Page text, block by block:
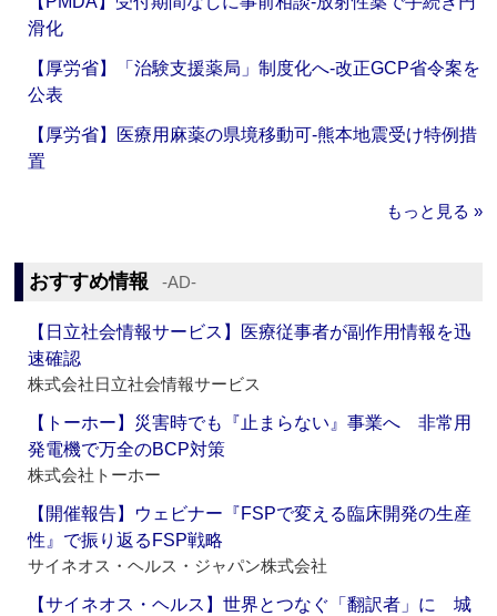
滑化
【厚労省】「治験支援薬局」制度化へ‐改正GCP省令案を
公表
【厚労省】医療用麻薬の県境移動可‐熊本地震受け特例措
置
もっと見る »
おすすめ情報 ‐AD‐
【日立社会情報サービス】医療従事者が副作用情報を迅
速確認
株式会社日立社会情報サービス
【トーホー】災害時でも『止まらない』事業へ 非常用
発電機で万全のBCP対策
株式会社トーホー
【開催報告】ウェビナー『FSPで変える臨床開発の生産
性』で振り返るFSP戦略
サイネオス・ヘルス・ジャパン株式会社
【サイネオス・ヘルス】世界とつなぐ「翻訳者」に 城